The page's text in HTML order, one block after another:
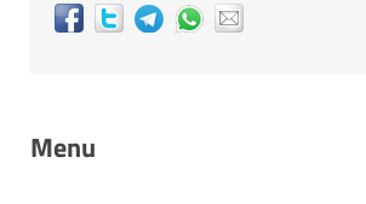
Menu